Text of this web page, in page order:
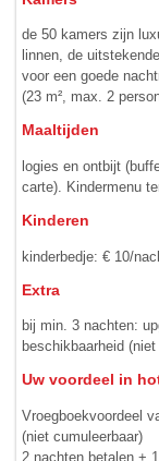
de 50 kamers zijn
linnen, de
voor een goede
(23 m², max. 2
Maaltijden
logies en ontbijt
carte). Kindermenu
Kinderen
kinderbedje: € 10/
Extra
bij min. 3 nachten:
beschikbaarheid
Uw voordeel in
Vroegboekvoordeel
(niet cumuleerbaar)
2 nachten betalen +